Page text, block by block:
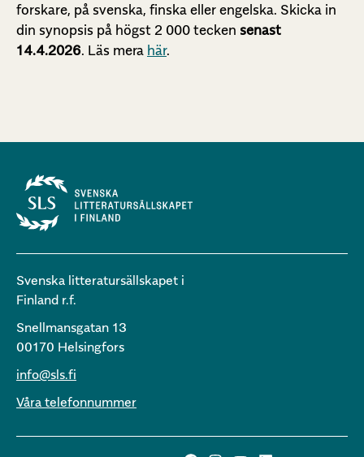
forskare, på svenska, finska eller engelska. Skicka in
din synopsis på högst 2 000 tecken senast
14.4.2026. Läs mera här.
Svenska litteratursällskapet i
Finland r.f.
Snellmansgatan 13
00170 Helsingfors
info@sls.fi
Våra telefonnummer